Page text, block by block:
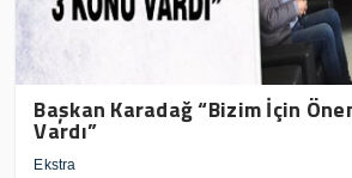
Başkan Karadağ “Bizim İçin
Vardı”
Ekstra